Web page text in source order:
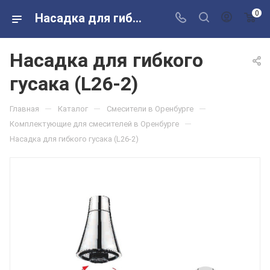
Насадка для гибкого гусака (L26-2) в розничных магазинах Сантехторг 0
Насадка для гибкого
гусака (L26-2)
Главная — Каталог — Смесители в Оренбурге —
Комплектующие для смесителей в Оренбурге —
Насадка для гибкого гусака (L26-2)